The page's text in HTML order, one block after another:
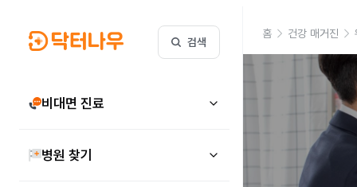
검색
비대면 진료
병원 찾기
홈 건강 매거진